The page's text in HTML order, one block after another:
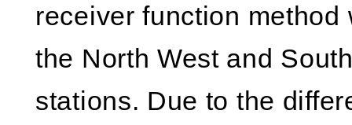
receiver function
the North West and
stations. Due to the